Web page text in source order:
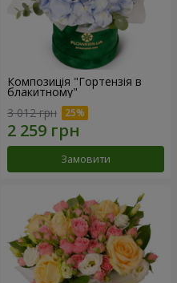
Композиція "Гортензія в
блакитному"
3 012 грн
Замовити